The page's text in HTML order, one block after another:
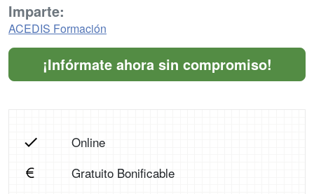
Imparte:
ACEDIS Formación
¡Infórmate ahora sin compromiso!
Online
Gratuito Bonificable